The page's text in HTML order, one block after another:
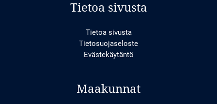
Tietoa sivusta
Tietoa sivusta
Tietosuojaseloste
Evästekäytäntö
Maakunnat